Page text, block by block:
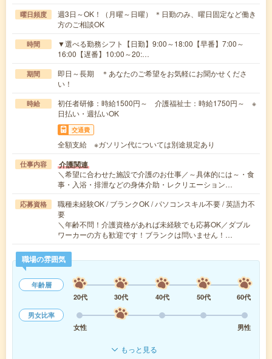
曜日頻度
週3日～OK！（月曜～日曜） ＊日勤のみ、曜日固定など働き
方のご相談OK
時間
▼選べる勤務シフト【日勤】9:00～18:00【早番】7:00～
16:00【遅番】10:00～20:…
期間
即日～長期 ＊あなたのご希望をお気軽にお聞かせくださ
い！
時給
初任者研修：時給1500円～ 介護福祉士：時給1750円～ ※
日払い・週払いOK
交通費
全額支給 ※ガソリン代については別途規定あり
仕事内容 介護関連
＼希望に合わせた施設で介護のお仕事／～具体的には～・食
事・入浴・排泄などの身体介助・レクリエーション…
応募資格
職種未経験OK / ブランクOK / パソコンスキル不要 / 英語力不
要
＼年齢不問！介護資格があれば未経験でも応募OK／ダブル
ワーカーの方も歓迎です！ブランクは問いません！…
職場の雰囲気
年齢層
20代
30代 40代 50代
60代
男女比率
女性
男性
もっと見る